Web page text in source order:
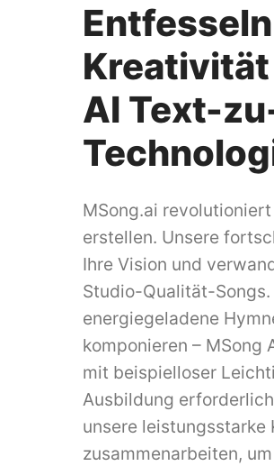
AI Text-
MSong.ai
erstellen. Unsere
Ihre Vision und
Studio-Qualität-
energiegeladene
komponieren – MSong
mit beispielloser
Ausbildung
unsere leistungsstarke
zusammenarbeiten,